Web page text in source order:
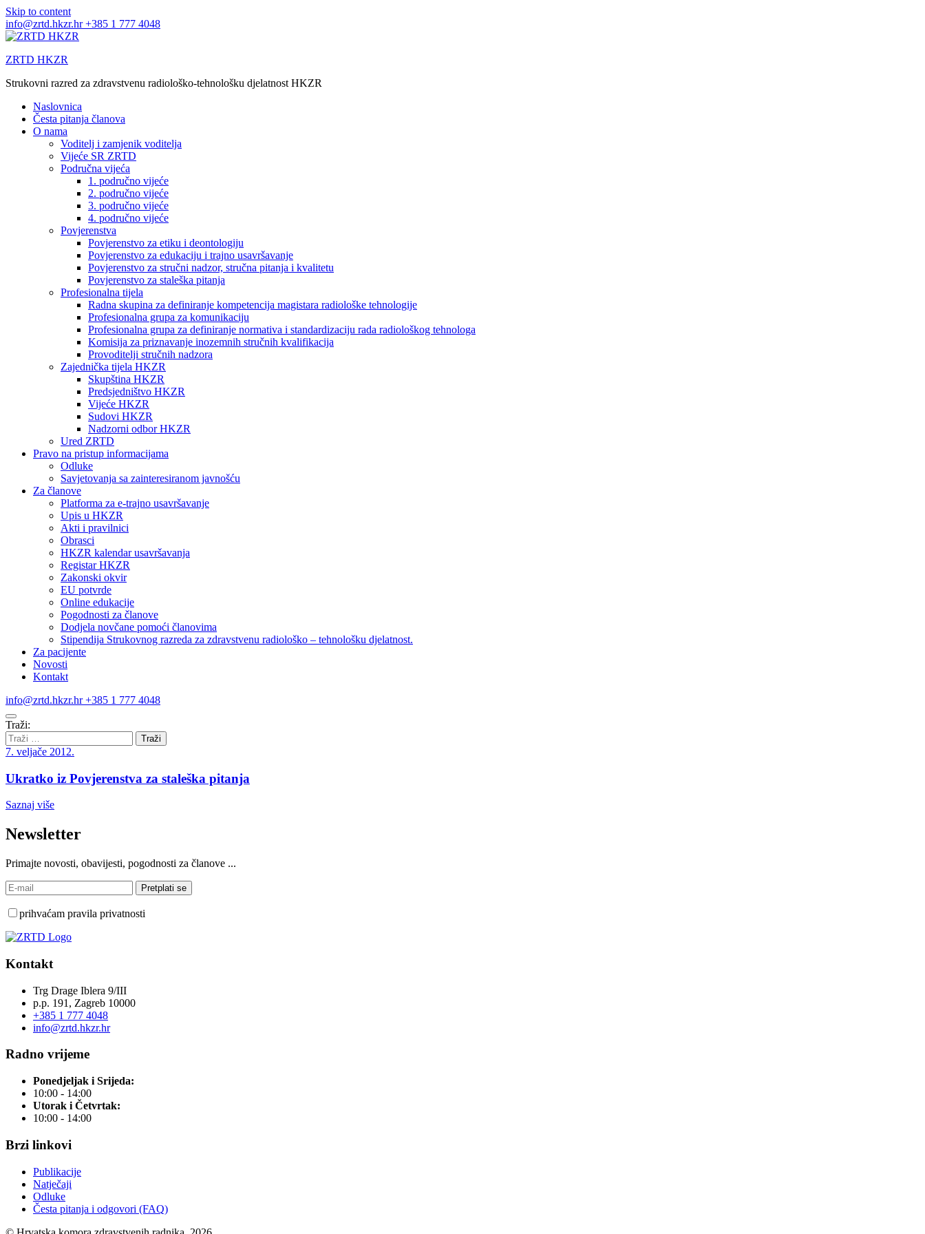
Skip to content
info@zrtd.hkzr.hr+385 1 777 4048
ZRTD HKZR
Strukovni razred za zdravstvenu radiološko-tehnološku djelatnost HKZR
Naslovnica
Česta pitanja članova
O nama
Voditelj i zamjenik voditelja
Vijeće SR ZRTD
Područna vijeća
1. područno vijeće
2. područno vijeće
3. područno vijeće
4. područno vijeće
Povjerenstva
Povjerenstvo za etiku i deontologiju
Povjerenstvo za edukaciju i trajno usavršavanje
Povjerenstvo za stručni nadzor, stručna pitanja i kvalitetu
Povjerenstvo za staleška pitanja
Profesionalna tijela
Radna skupina za definiranje kompetencija magistara radiološke tehnologije
Profesionalna grupa za komunikaciju
Profesionalna grupa za definiranje normativa i standardizaciju rada radiološkog tehnologa
Komisija za priznavanje inozemnih stručnih kvalifikacija
Provoditelji stručnih nadzora
Zajednička tijela HKZR
Skupština HKZR
Predsjedništvo HKZR
Vijeće HKZR
Sudovi HKZR
Nadzorni odbor HKZR
Ured ZRTD
Pravo na pristup informacijama
Odluke
Savjetovanja sa zainteresiranom javnošću
Za članove
Platforma za e-trajno usavršavanje
Upis u HKZR
Akti i pravilnici
Obrasci
HKZR kalendar usavršavanja
Registar HKZR
Zakonski okvir
EU potvrde
Online edukacije
Pogodnosti za članove
Dodjela novčane pomoći članovima
Stipendija Strukovnog razreda za zdravstvenu radiološko – tehnološku djelatnost.
Za pacijente
Novosti
Kontakt
info@zrtd.hkzr.hr+385 1 777 4048
Traži:
7. veljače 2012.
Ukratko iz Povjerenstva za staleška pitanja
Saznaj više
Newsletter
Primajte novosti, obavijesti, pogodnosti za članove ...
prihvaćam pravila privatnosti
Kontakt
Trg Drage Iblera 9/III
p.p. 191, Zagreb 10000
+385 1 777 4048
info@zrtd.hkzr.hr
Radno vrijeme
Ponedjeljak i Srijeda:
10:00 - 14:00
Utorak i Četvrtak:
10:00 - 14:00
Brzi linkovi
Publikacije
Natječaji
Odluke
Česta pitanja i odgovori (FAQ)